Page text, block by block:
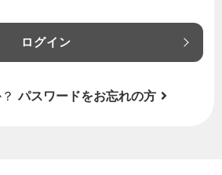
ログイン
パスワードをお忘れの方